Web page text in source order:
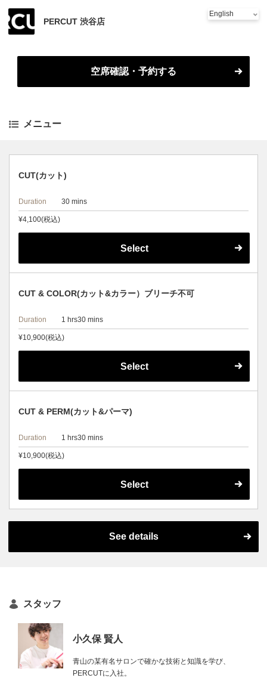
メニュー Reviews
PERCUT 渋谷店
空席確認・予約する
メニュー
CUT(カット)
Duration 30 mins
¥4,100(税込)
Select
CUT & COLOR(カット&カラー）ブリーチ不可
Duration 1 hrs30 mins
¥10,900(税込)
Select
CUT & PERM(カット&パーマ)
Duration 1 hrs30 mins
¥10,900(税込)
Select
See details
スタッフ
小久保 賢人
青山の某有名サロンで確かな技術と知識を学び、
PERCUTに入社。